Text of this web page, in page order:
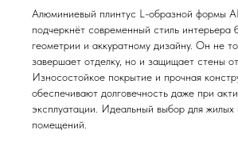
Алюминиевый плинтус L-образной формы
подчеркнёт современный стиль интерьера
геометрии и аккуратному дизайну. Он не
завершает отделку, но и защищает стены
Износостойкое покрытие и прочная
обеспечивают долговечность даже при
эксплуатации. Идеальный выбор для жилых
помещений.